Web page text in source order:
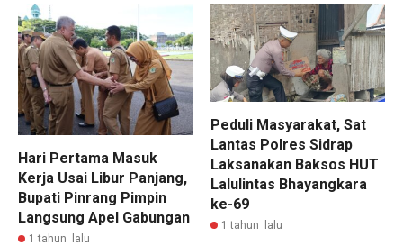
Hari Pertama Masuk
Kerja Usai Libur Panjang,
Bupati Pinrang Pimpin
Langsung Apel Gabungan
1 tahun lalu
Peduli Masyarakat, Sat
Lantas Polres Sidrap
Laksanakan Baksos HUT
Lalulintas Bhayangkara
ke-69
1 tahun lalu